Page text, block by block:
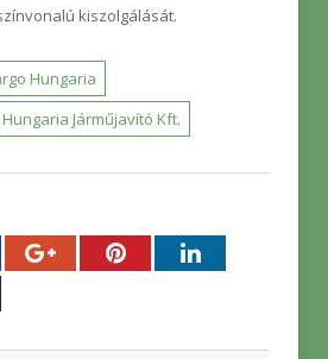
kiszolgálását.
Hungaria
Járműjavító Kft.
Google+PinterestLinkedIn